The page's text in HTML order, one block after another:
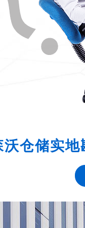
沃仓储实地